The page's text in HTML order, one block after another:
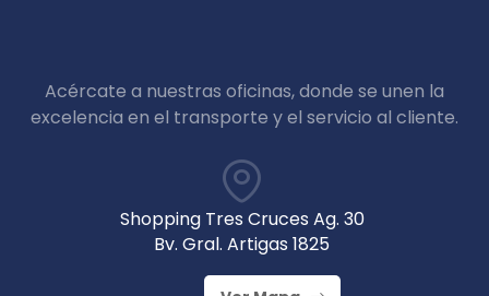
Acércate a nuestras oficinas, donde se unen la
excelencia en el transporte y el servicio al cliente.
Shopping Tres Cruces Ag. 30
Bv. Gral. Artigas 1825